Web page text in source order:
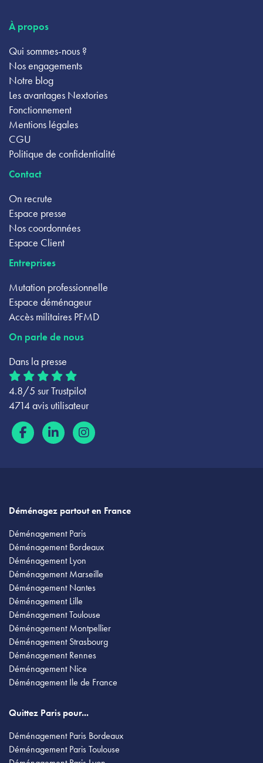
À propos
Qui sommes-nous ?
Nos engagements
Notre blog
Les avantages Nextories
Fonctionnement
Mentions légales
CGU
Politique de confidentialité
Contact
On recrute
Espace presse
Nos coordonnées
Espace Client
Entreprises
Mutation professionnelle
Espace déménageur
Accès militaires PFMD
On parle de nous
Dans la presse
4.8/5 sur Trustpilot
4714 avis utilisateur
Déménagez partout en France
Déménagement Paris
Déménagement Bordeaux
Déménagement Lyon
Déménagement Marseille
Déménagement Nantes
Déménagement Lille
Déménagement Toulouse
Déménagement Montpellier
Déménagement Strasbourg
Déménagement Rennes
Déménagement Nice
Déménagement Ile de France
Quittez Paris pour...
Déménagement Paris Bordeaux
Déménagement Paris Toulouse